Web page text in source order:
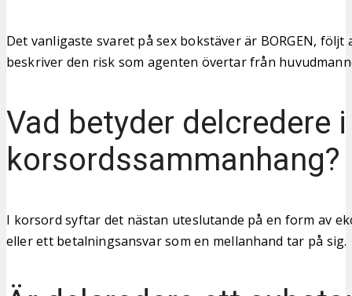
Det vanligaste svaret på sex bokstäver är BORGEN, följt
beskriver den risk som agenten övertar från
Vad betyder delcredere
korsordssammanhang?
I korsord syftar det nästan uteslutande på en form av
eller ett betalningsansvar som en mellanhand tar på sig.